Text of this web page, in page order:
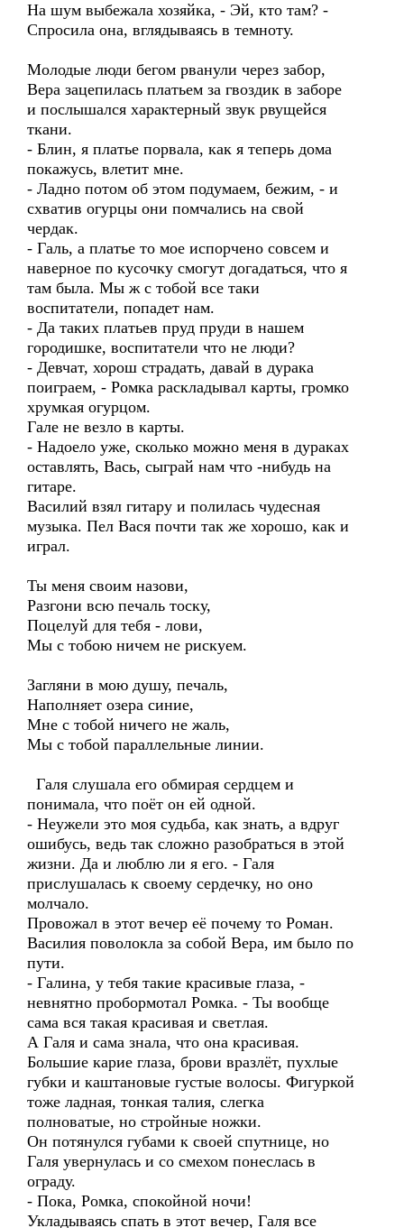
На шум выбежала хозяйка, - Эй, кто там? -
Спросила она, вглядываясь в темноту.
Молодые люди бегом рванули через забор,
Вера зацепилась платьем за гвоздик в заборе
и послышался характерный звук рвущейся
ткани.
- Блин, я платье порвала, как я теперь дома
покажусь, влетит мне.
- Ладно потом об этом подумаем, бежим, - и
схватив огурцы они помчались на свой
чердак.
- Галь, а платье то мое испорчено совсем и
наверное по кусочку смогут догадаться, что я
там была. Мы ж с тобой все таки
воспитатели, попадет нам.
- Да таких платьев пруд пруди в нашем
городишке, воспитатели что не люди?
- Девчат, хорош страдать, давай в дурака
поиграем, - Ромка раскладывал карты, громко
хрумкая огурцом.
Гале не везло в карты.
- Надоело уже, сколько можно меня в дураках
оставлять, Вась, сыграй нам что -нибудь на
гитаре.
Василий взял гитару и полилась чудесная
музыка. Пел Вася почти так же хорошо, как и
играл.
Ты меня своим назови,
Разгони всю печаль тоску,
Поцелуй для тебя - лови,
Мы с тобою ничем не рискуем.
Загляни в мою душу, печаль,
Наполняет озера синие,
Мне с тобой ничего не жаль,
Мы с тобой параллельные линии.
Галя слушала его обмирая сердцем и
понимала, что поёт он ей одной.
- Неужели это моя судьба, как знать, а вдруг
ошибусь, ведь так сложно разобраться в этой
жизни. Да и люблю ли я его. - Галя
прислушалась к своему сердечку, но оно
молчало.
Провожал в этот вечер её почему то Роман.
Василия поволокла за собой Вера, им было по
пути.
- Галина, у тебя такие красивые глаза, -
невнятно пробормотал Ромка. - Ты вообще
сама вся такая красивая и светлая.
А Галя и сама знала, что она красивая.
Большие карие глаза, брови вразлёт, пухлые
губки и каштановые густые волосы. Фигуркой
тоже ладная, тонкая талия, слегка
полноватые, но стройные ножки.
Он потянулся губами к своей спутнице, но
Галя увернулась и со смехом понеслась в
ограду.
- Пока, Ромка, спокойной ночи!
Укладываясь спать в этот вечер, Галя все